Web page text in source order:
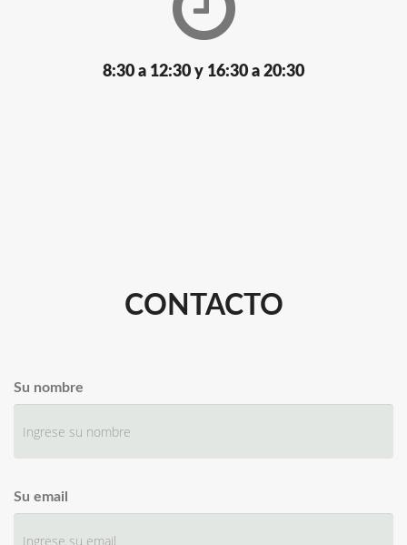
8:30 a 12:30 y 16:30 a 20:30
CONTACTO
Su nombre
Su email